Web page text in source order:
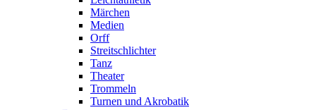
Märchen
Medien
Orff
Streitschlichter
Tanz
Theater
Trommeln
Turnen und Akrobatik